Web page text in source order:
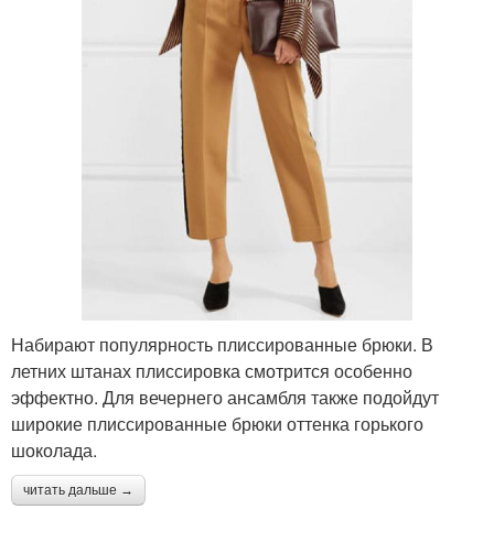
Набирают популярность плиссированные брюки. В
летних штанах плиссировка смотрится особенно
эффектно. Для вечернего ансамбля также подойдут
широкие плиссированные брюки оттенка горького
шоколада.
читать дальше →